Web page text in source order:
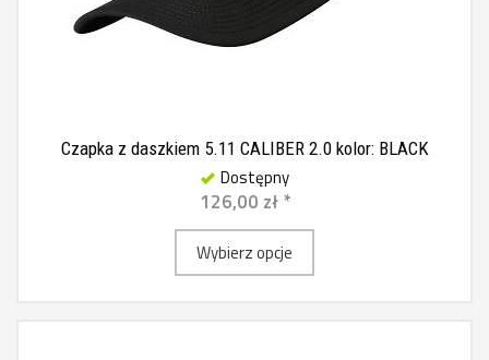
Czapka z daszkiem 5.11 CALIBER 2.0 kolor: BLACK
Dostępny
126,00 zł *
Wybierz opcje